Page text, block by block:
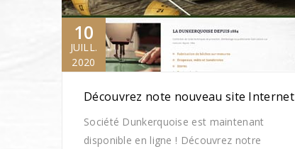
10
JUILL.
2020
Découvrez note nouveau site Internet
Société Dunkerquoise est maintenant
disponible en ligne ! Découvrez notre